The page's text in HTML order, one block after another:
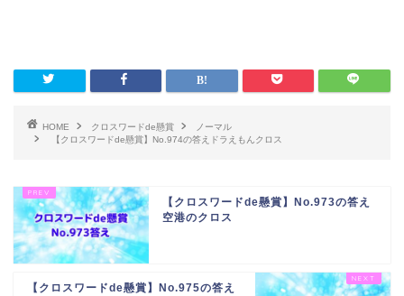
HOME クロスワードde懸賞
ノーマル
【クロスワードde懸賞】No.974の答えドラえもんクロス
【クロスワードde懸賞】No.973の答え
空港のクロス
【クロスワードde懸賞】No.975の答え